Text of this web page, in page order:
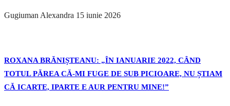
Gugiuman Alexandra 15 iunie 2026
ROXANA BRĂNIȘTEANU: „ÎN IANUARIE 2022, CÂND
TOTUL PĂREA CĂ-MI FUGE DE SUB PICIOARE, NU ȘTIAM
CĂ ICARTE, IPARTE E AUR PENTRU MINE!”